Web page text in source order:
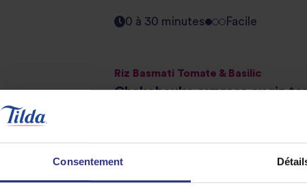
Consentement
0 à 30 minutes Facile
Riz Basmati Tomate & Basilic
Chakchouka express au riz